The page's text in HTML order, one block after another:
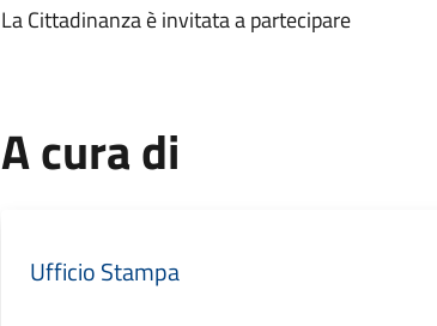
La Cittadinanza è invitata a partecipare
A cura di
Ufficio Stampa